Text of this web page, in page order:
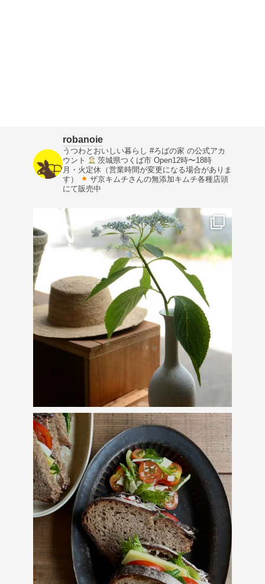
robanoie
うつわとおいしい暮らし #ろばの家 の公式アカ
ウント
茨城県つくば市 Open12時〜18時
月・火定休（営業時間が変更になる場合がありま
す）
ザ京キムチさんの無添加キムチ各種店頭
にて販売中